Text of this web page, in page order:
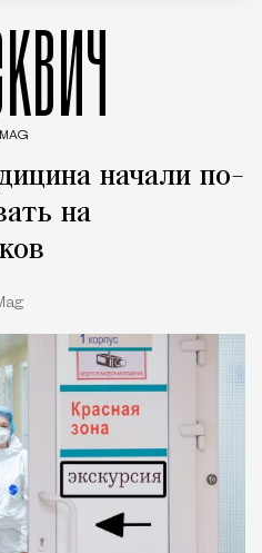
MAG
начали по-
на